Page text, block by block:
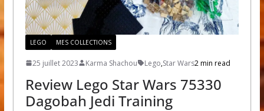
LEGO MES COLLECTIONS
25 juillet 2023 Karma Shachou Lego,Star Wars2 min read
Review Lego Star Wars 75330
Dagobah Jedi Training